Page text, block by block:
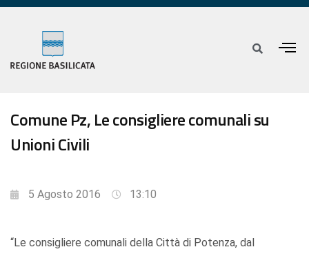
Comune Pz, Le consigliere comunali su
Unioni Civili
5 Agosto 2016 13:10
“Le consigliere comunali della Città di Potenza, dal